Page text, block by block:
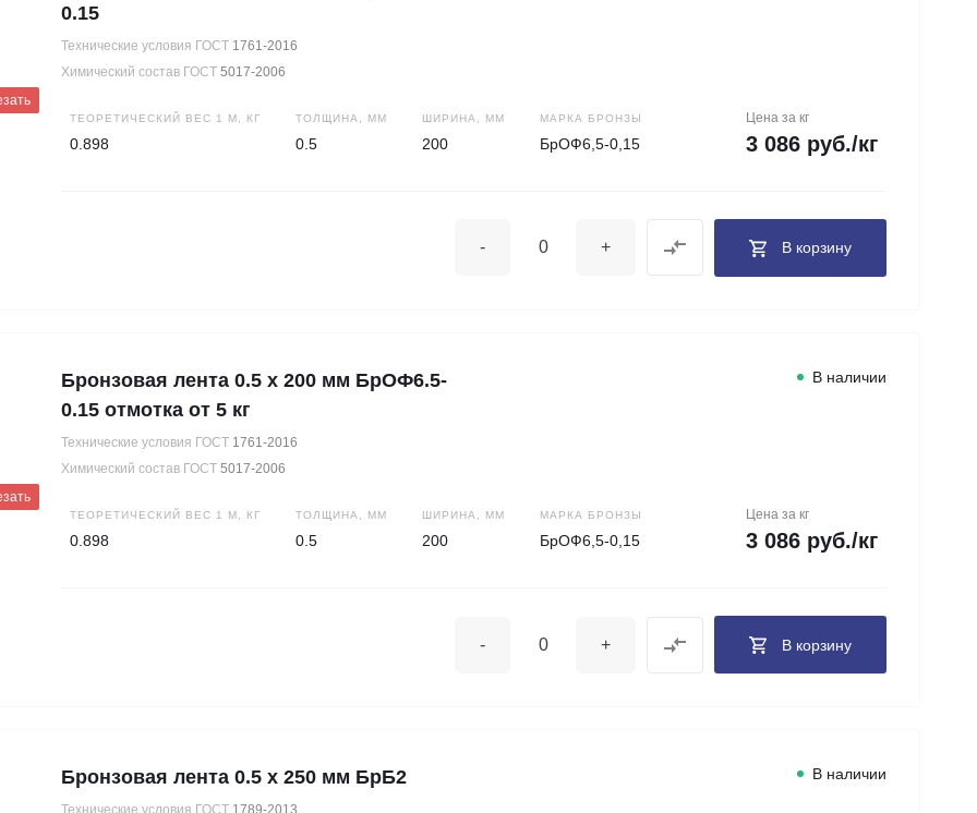
0.15
Технические условия ГОСТ 1761-2016
Химический состав ГОСТ 5017-2006
ТЕОРЕТИЧЕСКИЙ ВЕС 1 М, КГ
0.898
ТОЛЩИНА, ММ
0.5
ШИРИНА, ММ
200
МАРКА БРОНЗЫ
БрОФ6,5-0,15
Цена за кг
3 086 руб./кг
- + В корзину
Бронзовая лента 0.5 х 200 мм БрОФ6.5-
0.15 отмотка от 5 кг
Технические условия ГОСТ 1761-2016
Химический состав ГОСТ 5017-2006
В наличии
ТЕОРЕТИЧЕСКИЙ ВЕС 1 М, КГ
0.898
ТОЛЩИНА, ММ
0.5
ШИРИНА, ММ
200
МАРКА БРОНЗЫ
БрОФ6,5-0,15
Цена за кг
3 086 руб./кг
- + В корзину
Бронзовая лента 0.5 х 250 мм БрБ2 В наличии